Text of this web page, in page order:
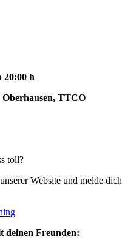
20:00 h
TTCO
toll?
Website und melde dich
deinen Freunden: